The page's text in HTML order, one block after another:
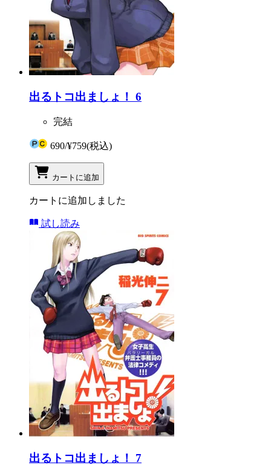
出るトコ出ましょ！ 6
完結
690/¥759(税込)
カートに追加
カートに追加しました
試し読み
出るトコ出ましょ！ 7